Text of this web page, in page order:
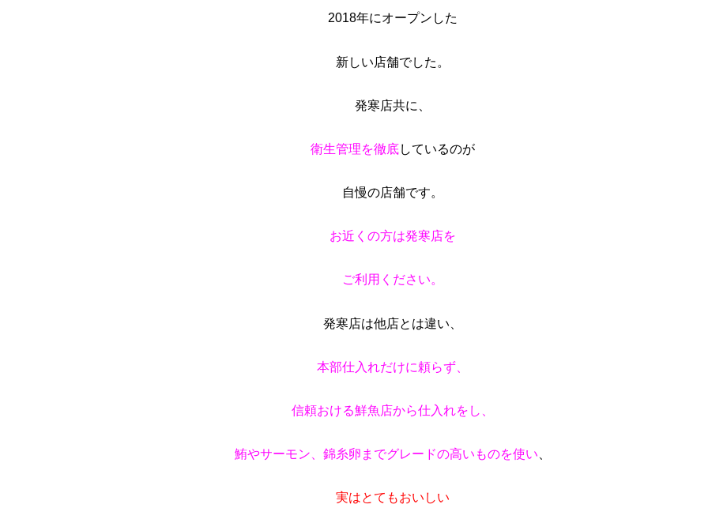
2018年にオープンした
新しい店舗でした。
発寒店共に、
衛生管理を徹底しているのが
自慢の店舗です。
お近くの方は発寒店を
ご利用ください。
発寒店は他店とは違い、
本部仕入れだけに頼らず、
信頼おける鮮魚店から仕入れをし、
鮪やサーモン、錦糸卵までグレードの高いものを使い
実はとてもおいしい